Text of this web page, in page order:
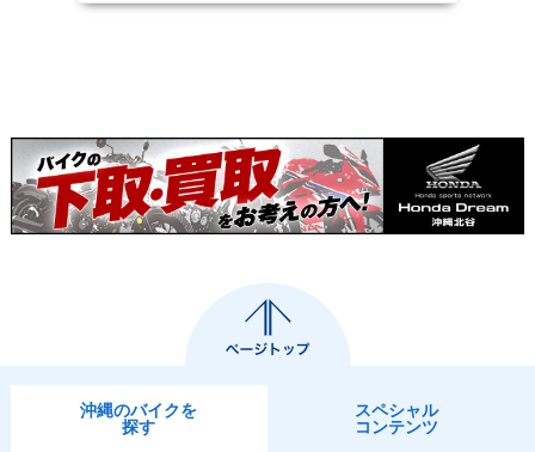
2003年 CB1300 SU
沖縄のバイクを
探す
スペシャル
コンテンツ